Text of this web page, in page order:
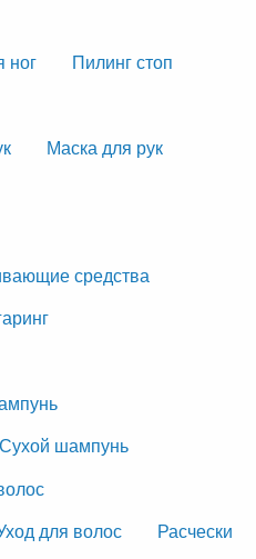
ног
Пилинг стоп
Маска для рук
средства
Сухой шампунь
для волос
Расчески